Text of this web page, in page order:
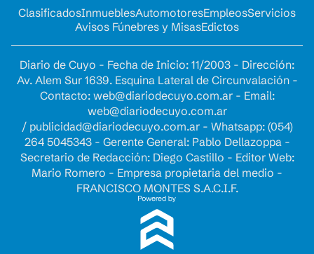
ClasificadosInmueblesAutomotoresEmpleosServicios
Avisos Fúnebres y MisasEdictos
Diario de Cuyo - Fecha de Inicio: 11/2003 - Dirección:
Av. Alem Sur 1639. Esquina Lateral de Circunvalación -
Contacto: web@diariodecuyo.com.ar- Email:
web@diariodecuyo.com.ar
/ publicidad@diariodecuyo.com.ar- Whatsapp: (054)
264 5045343 - Gerente General: Pablo Dellazoppa -
Secretario de Redacción: Diego Castillo - Editor Web:
Mario Romero - Empresa propietaria del medio -
FRANCISCO MONTES S.A.C.I.F.